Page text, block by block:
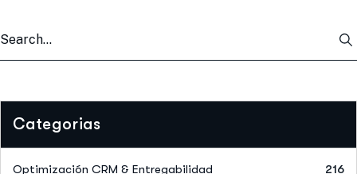
Categorias
Optimización CRM & Entregabilidad 216